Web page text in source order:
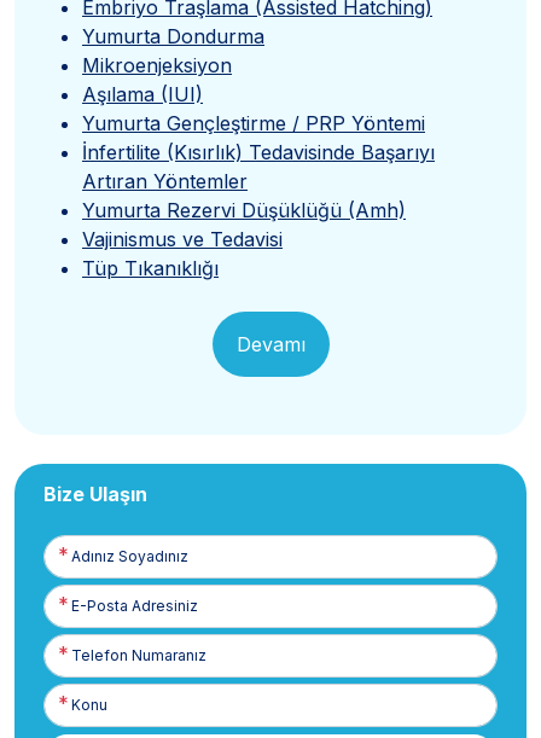
Embriyo Traşlama (Assisted Hatching)
Yumurta Dondurma
Mikroenjeksiyon
Aşılama (IUI)
Yumurta Gençleştirme / PRP Yöntemi
İnfertilite (Kısırlık) Tedavisinde Başarıyı
Artıran Yöntemler
Yumurta Rezervi Düşüklüğü (Amh)
Vajinismus ve Tedavisi
Tüp Tıkanıklığı
Devamı
Bize Ulaşın
Adınız
Soyadınız
E-
Posta
Telefon
Numaranız